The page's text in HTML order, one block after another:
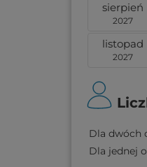
sierpień
2027
listopad
2027
Dla dwóch
Dla jednej